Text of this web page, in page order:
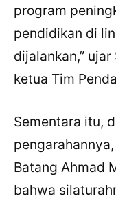
program
pendidikan di
dijalankan,”
ketua Tim
Sementara itu,
Batang Ahmad
bahwa